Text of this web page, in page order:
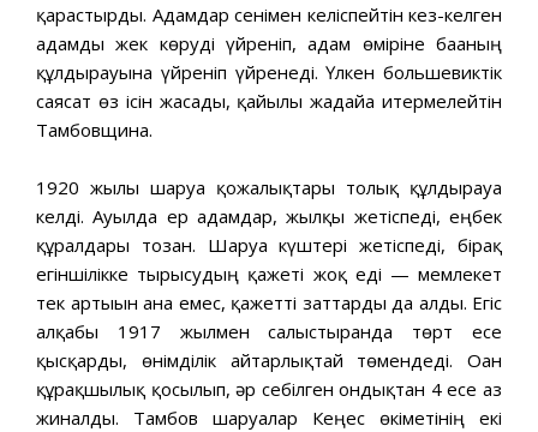
қарастырды. Адамдар сенімен келіспейтін кез-келген
адамды жек көруді үйреніп, адам өміріне бағаның
құлдырауына үйреніп үйренеді. Үлкен большевиктік
саясат өз ісін жасады, қайғылы жағдайға итермелейтін
Тамбовщина.
1920 жылы шаруа қожалықтары толық құлдырауға
келді. Ауылда ер адамдар, жылқы жетіспеді, еңбек
құралдары тозған. Шаруа күштері жетіспеді, бірақ
егіншілікке тырысудың қажеті жоқ еді — мемлекет
тек артығын ғана емес, қажетті заттарды да алды. Егіс
алқабы 1917 жылмен салыстырғанда төрт есе
қысқарды, өнімділік айтарлықтай төмендеді. Оған
құрғақшылық қосылып, әр себілген ондықтан 4 есе аз
жиналды. Тамбов шаруалар Кеңес өкіметінің екі